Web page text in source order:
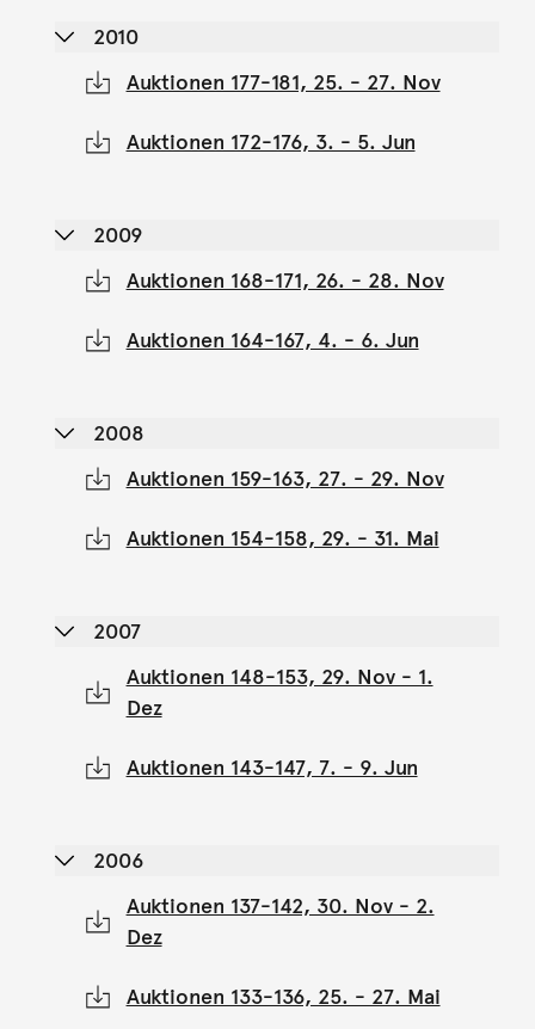
2010
Auktionen 177-181, 25. - 27. Nov
Auktionen 172-176, 3. - 5. Jun
2009
Auktionen 168-171, 26. - 28. Nov
Auktionen 164-167, 4. - 6. Jun
2008
Auktionen 159-163, 27. - 29. Nov
Auktionen 154-158, 29. - 31. Mai
2007
Auktionen 148-153, 29. Nov - 1.
Dez
Auktionen 143-147, 7. - 9. Jun
2006
Auktionen 137-142, 30. Nov - 2.
Dez
Auktionen 133-136, 25. - 27. Mai